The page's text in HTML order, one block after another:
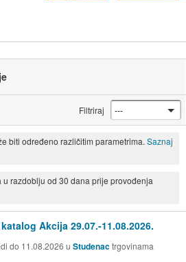
Filtriraj
biti određeno različitim parametrima. Saznaj
razdoblju od 30 dana prije provođenja
Akcija 29.07.-11.08.2026.
do 11.08.2026 u Studenactrgovinama